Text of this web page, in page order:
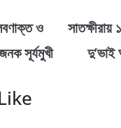
ও
সূর্যমুখী
দু’ভাই